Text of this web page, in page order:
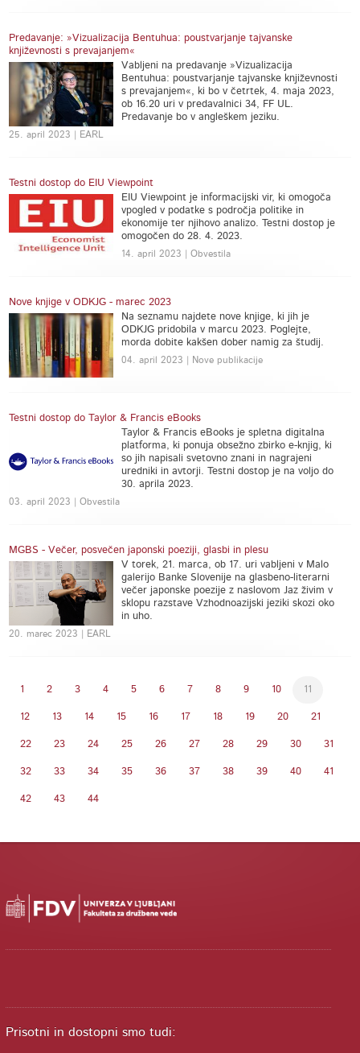
Predavanje: »Vizualizacija Bentuhua: poustvarjanje tajvanske
književnosti s prevajanjem«
Vabljeni na predavanje »Vizualizacija
Bentuhua: poustvarjanje tajvanske književnosti
s prevajanjem«, ki bo v četrtek, 4. maja 2023,
ob 16.20 uri v predavalnici 34, FF UL.
Predavanje bo v angleškem jeziku.
25. april 2023 | EARL
Testni dostop do EIU Viewpoint
EIU Viewpoint je informacijski vir, ki omogoča
vpogled v podatke s področja politike in
ekonomije ter njihovo analizo. Testni dostop je
omogočen do 28. 4. 2023.
14. april 2023 | Obvestila
Nove knjige v ODKJG - marec 2023
Na seznamu najdete nove knjige, ki jih je
ODKJG pridobila v marcu 2023. Poglejte,
morda dobite kakšen dober namig za študij.
04. april 2023 | Nove publikacije
Testni dostop do Taylor & Francis eBooks
Taylor & Francis eBooks je spletna digitalna
platforma, ki ponuja obsežno zbirko e-knjig, ki
so jih napisali svetovno znani in nagrajeni
uredniki in avtorji. Testni dostop je na voljo do
30. aprila 2023.
03. april 2023 | Obvestila
MGBS - Večer, posvečen japonski poeziji, glasbi in plesu
V torek, 21. marca, ob 17. uri vabljeni v Malo
galerijo Banke Slovenije na glasbeno-literarni
večer japonske poezije z naslovom Jaz živim v
sklopu razstave Vzhodnoazijski jeziki skozi oko
in uho.
20. marec 2023 | EARL
1 2 3 4 5 6 7 8 9 10 11
12 13 14 15 16 17 18 19 20 21
22 23 24 25 26 27 28 29 30 31
32 33 34 35 36 37 38 39 40 41
42 43 44
Prisotni in dostopni smo tudi: